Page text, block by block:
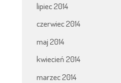
lipiec 2014
czerwiec 2014
maj 2014
kwiecień 2014
marzec 2014